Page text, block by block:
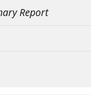
Report